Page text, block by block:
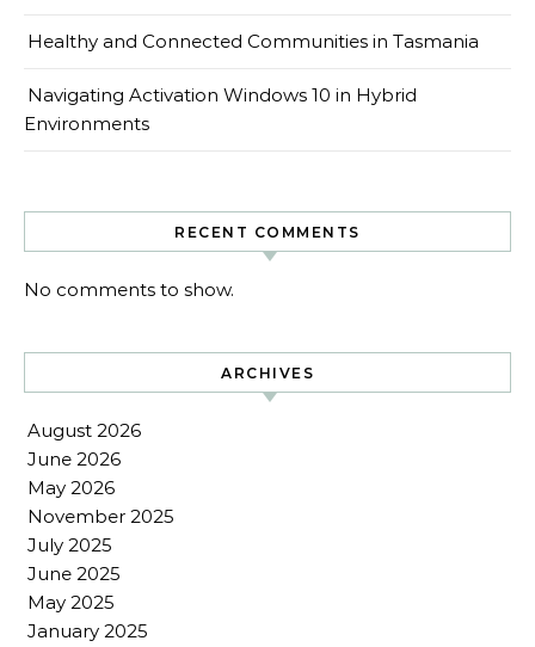
Healthy and Connected Communities in Tasmania
Navigating Activation Windows 10 in Hybrid
Environments
RECENT COMMENTS
No comments to show.
ARCHIVES
August 2026
June 2026
May 2026
November 2025
July 2025
June 2025
May 2025
January 2025